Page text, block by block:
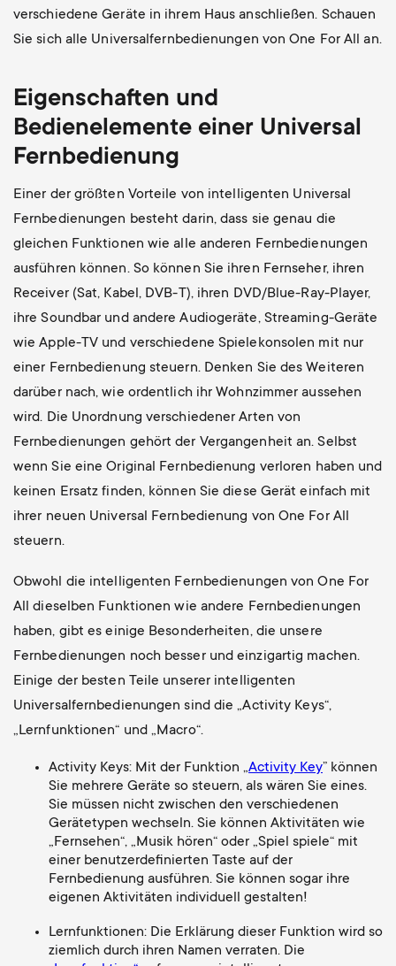
verschiedene Geräte in ihrem Haus anschließen. Schauen
Sie sich alle Universalfernbedienungen von One For All an.
Eigenschaften und
Bedienelemente einer Universal
Fernbedienung
Einer der größten Vorteile von intelligenten Universal
Fernbedienungen besteht darin, dass sie genau die
gleichen Funktionen wie alle anderen Fernbedienungen
ausführen können. So können Sie ihren Fernseher, ihren
Receiver (Sat, Kabel, DVB-T), ihren DVD/Blue-Ray-Player,
ihre Soundbar und andere Audiogeräte, Streaming-Geräte
wie Apple-TV und verschiedene Spielekonsolen mit nur
einer Fernbedienung steuern. Denken Sie des Weiteren
darüber nach, wie ordentlich ihr Wohnzimmer aussehen
wird. Die Unordnung verschiedener Arten von
Fernbedienungen gehört der Vergangenheit an. Selbst
wenn Sie eine Original Fernbedienung verloren haben und
keinen Ersatz finden, können Sie diese Gerät einfach mit
ihrer neuen Universal Fernbedienung von One For All
steuern.
Obwohl die intelligenten Fernbedienungen von One For
All dieselben Funktionen wie andere Fernbedienungen
haben, gibt es einige Besonderheiten, die unsere
Fernbedienungen noch besser und einzigartig machen.
Einige der besten Teile unserer intelligenten
Universalfernbedienungen sind die „Activity Keys“,
„Lernfunktionen“ und „Macro“.
Activity Keys: Mit der Funktion „Activity Key” können
Sie mehrere Geräte so steuern, als wären Sie eines.
Sie müssen nicht zwischen den verschiedenen
Gerätetypen wechseln. Sie können Aktivitäten wie
„Fernsehen“, „Musik hören“ oder „Spiel spiele“ mit
einer benutzerdefinierten Taste auf der
Fernbedienung ausführen. Sie können sogar ihre
eigenen Aktivitäten individuell gestalten!
Lernfunktionen: Die Erklärung dieser Funktion wird so
ziemlich durch ihren Namen verraten. Die